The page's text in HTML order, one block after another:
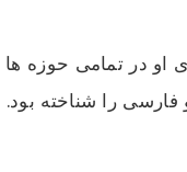
او در تمامی حوزه
را شناخته بود.